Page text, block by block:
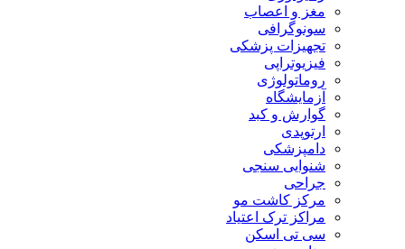
مغز و اعصاب
سونوگرافی
تجهیزات پزشکی
فیزیوتراپی
روماتولوژی
آزمایشگاه
گوارش و کبد
ارتوپدی
دامپزشکی
شنوایی سنجی
جراحی
مرکز کاشت مو
مراکز ترک اعتیاد
سی تی اسکن